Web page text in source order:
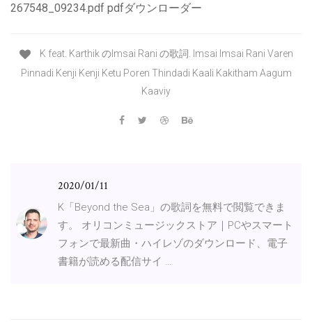
267548_09234.pdf pdfダウンローダー
K feat. Karthik のImsai Rani の歌詞. Imsai Imsai Rani Varen
Pinnadi Kenji Kenji Ketu Poren Thindadi Kaali Kakitham Aagum
Kaaviy
2020/01/11
K「Beyond the Sea」の歌詞を無料で閲覧できま
す。 オリコンミュージックストア｜PCやスマート
フォンで最新曲・ハイレゾのダウンロード、電子
書籍が読める配信サイ …